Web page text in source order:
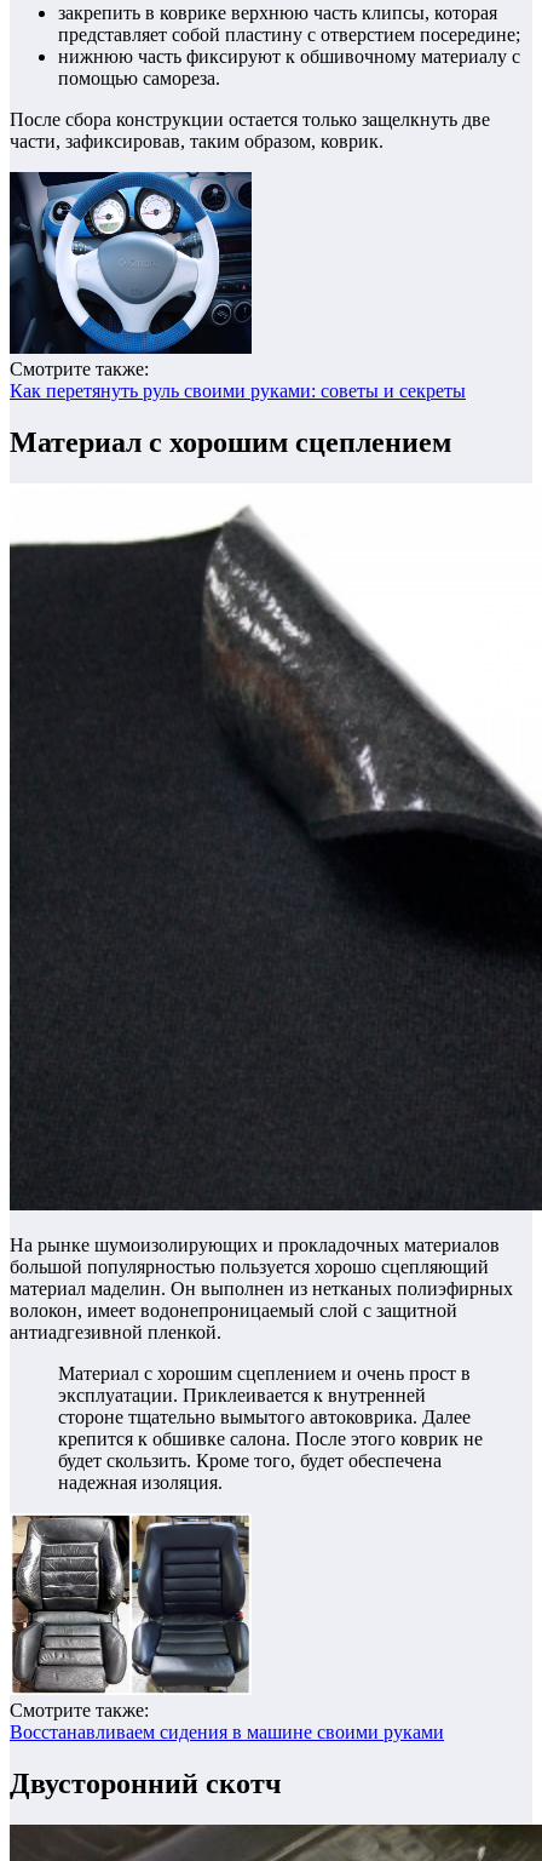
закрепить в коврике верхнюю часть клипсы, которая
представляет собой пластину с отверстием посередине;
нижнюю часть фиксируют к обшивочному материалу с
помощью самореза.
После сбора конструкции остается только защелкнуть две
части, зафиксировав, таким образом, коврик.
Смотрите также:
Как перетянуть руль своими руками: советы и секреты
Материал с хорошим сцеплением
На рынке шумоизолирующих и прокладочных материалов
большой популярностью пользуется хорошо сцепляющий
материал маделин. Он выполнен из нетканых полиэфирных
волокон, имеет водонепроницаемый слой с защитной
антиадгезивной пленкой.
Материал с хорошим сцеплением и очень прост в
эксплуатации. Приклеивается к внутренней
стороне тщательно вымытого автоковрика. Далее
крепится к обшивке салона. После этого коврик не
будет скользить. Кроме того, будет обеспечена
надежная изоляция.
Смотрите также:
Восстанавливаем сидения в машине своими руками
Двусторонний скотч